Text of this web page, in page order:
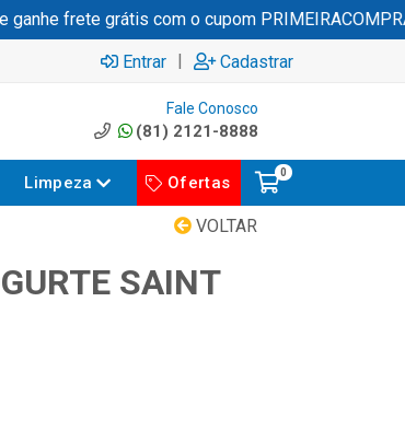
frete grátis com o cupom PRIMEIRACOMPRA
Entrar | Cadastrar
Fale Conosco
(81) 2121-8888
Limpeza Ofertas
0
VOLTAR
SAINT